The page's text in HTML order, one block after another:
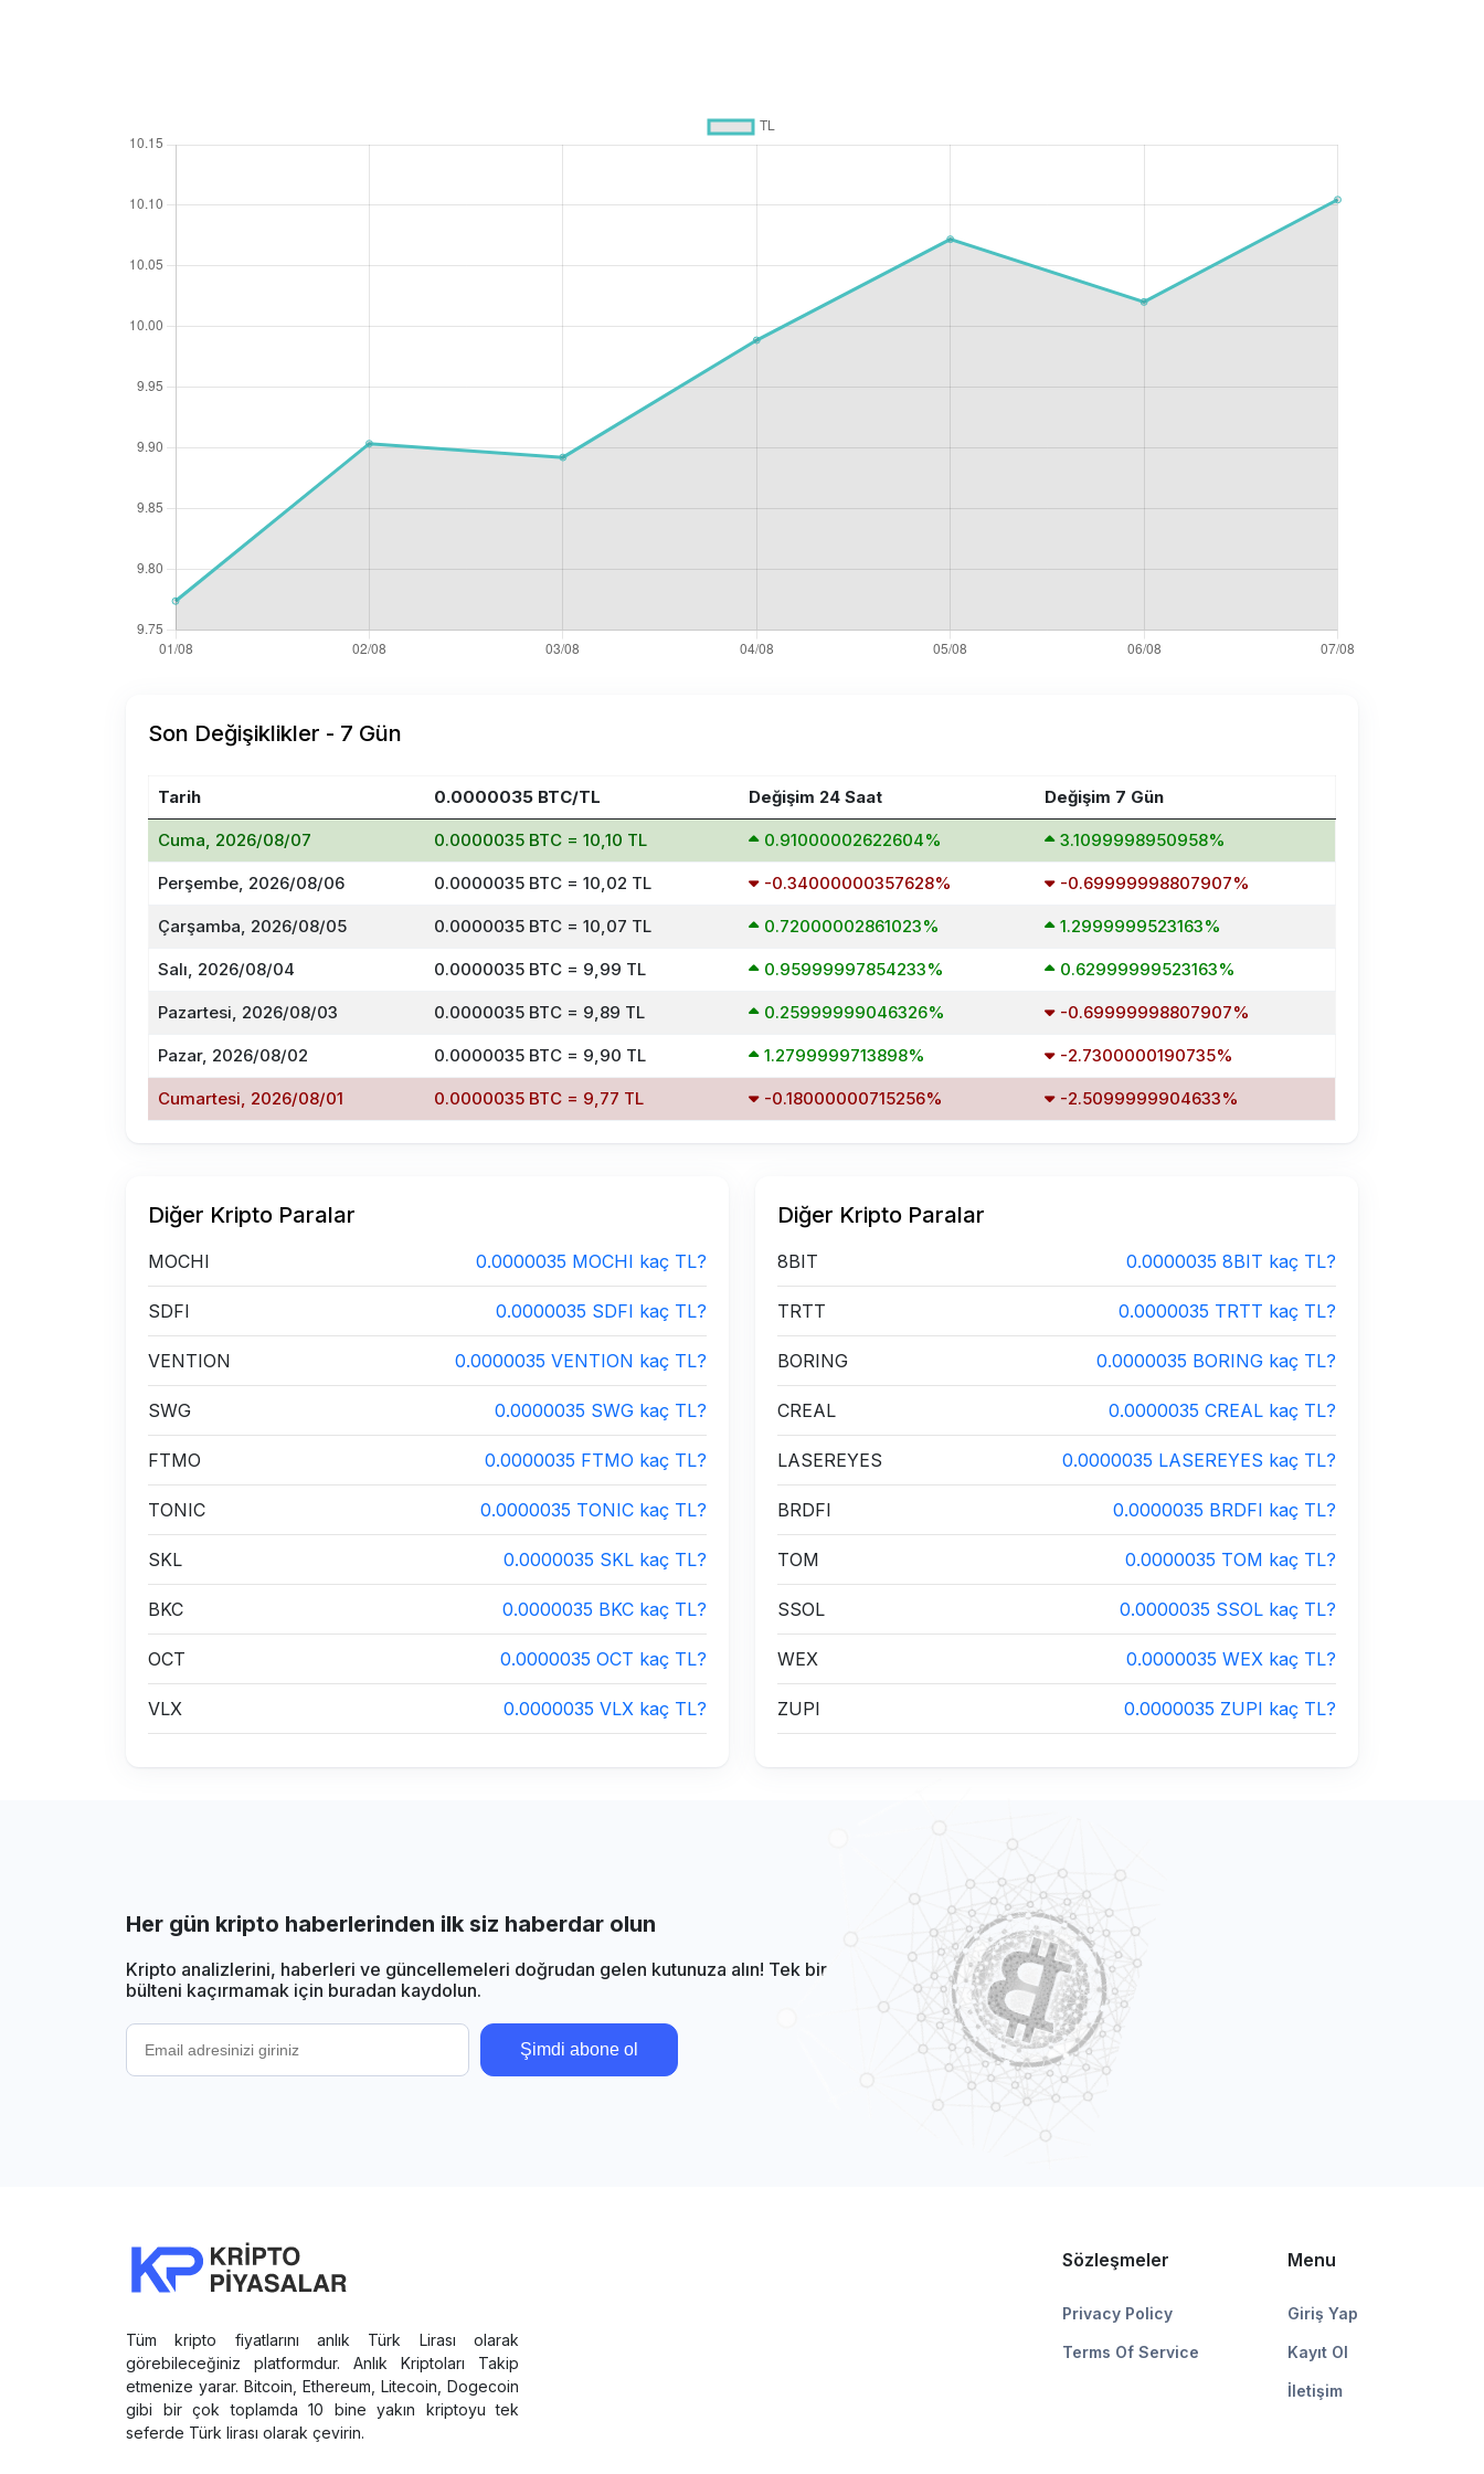
Son Değişiklikler - 7 Gün
Tarih 0.0000035 BTC/TL Değişim 24 Saat Değişim 7 Gün
Cuma, 2026/08/07 0.0000035 BTC = 10,10 TL 0.91000002622604% 3.1099998950958%
Perşembe, 2026/08/06 0.0000035 BTC = 10,02 TL -0.34000000357628% -0.69999998807907%
Çarşamba, 2026/08/05 0.0000035 BTC = 10,07 TL 0.72000002861023% 1.2999999523163%
Salı, 2026/08/04 0.0000035 BTC = 9,99 TL 0.95999997854233% 0.62999999523163%
Pazartesi, 2026/08/03 0.0000035 BTC = 9,89 TL 0.25999999046326% -0.69999998807907%
Pazar, 2026/08/02 0.0000035 BTC = 9,90 TL 1.2799999713898% -2.7300000190735%
Cumartesi, 2026/08/01 0.0000035 BTC = 9,77 TL -0.18000000715256% -2.5099999904633%
Diğer Kripto Paralar
MOCHI 0.0000035 MOCHI kaç TL?
SDFI 0.0000035 SDFI kaç TL?
VENTION 0.0000035 VENTION kaç TL?
SWG 0.0000035 SWG kaç TL?
FTMO 0.0000035 FTMO kaç TL?
TONIC 0.0000035 TONIC kaç TL?
SKL 0.0000035 SKL kaç TL?
BKC 0.0000035 BKC kaç TL?
OCT 0.0000035 OCT kaç TL?
VLX 0.0000035 VLX kaç TL?
Diğer Kripto Paralar
8BIT 0.0000035 8BIT kaç TL?
TRTT 0.0000035 TRTT kaç TL?
BORING 0.0000035 BORING kaç TL?
CREAL 0.0000035 CREAL kaç TL?
LASEREYES 0.0000035 LASEREYES kaç TL?
BRDFI 0.0000035 BRDFI kaç TL?
TOM 0.0000035 TOM kaç TL?
SSOL 0.0000035 SSOL kaç TL?
WEX 0.0000035 WEX kaç TL?
ZUPI 0.0000035 ZUPI kaç TL?
Her gün kripto haberlerinden ilk siz haberdar olun
Kripto analizlerini, haberleri ve güncellemeleri doğrudan gelen kutunuza alın! Tek bir
bülteni kaçırmamak için buradan kaydolun.
Şimdi abone ol
Tüm kripto fiyatlarını anlık Türk Lirası olarak
görebileceğiniz platformdur. Anlık Kriptoları Takip
etmenize yarar. Bitcoin, Ethereum, Litecoin, Dogecoin
gibi bir çok toplamda 10 bine yakın kriptoyu tek
seferde Türk lirası olarak çevirin.
Sözleşmeler
Privacy Policy
Terms Of Service
Menu
Giriş Yap
Kayıt Ol
İletişim